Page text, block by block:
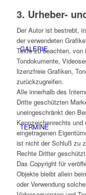
GALERIE
TERMINE
3. Urheber-
Der Autor ist bestrebt,
der verwendeten
Texte zu beachten,
Tondokumente,
lizenzfreie Grafiken,
zurückzugreifen.
Alle innerhalb des
Dritte geschützten
uneingeschränkt den
Kennzeichenrechts
eingetragenen
ist nicht der Schluß zu
Rechte Dritter
Das Copyright für
Objekte bleibt allein
oder Verwendung